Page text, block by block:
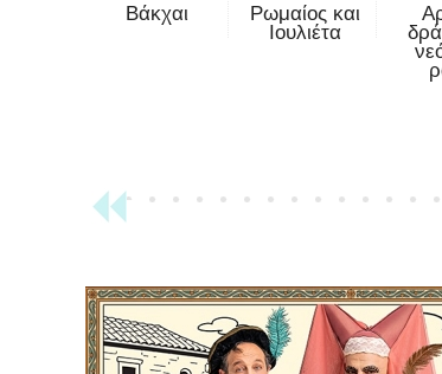
Βάκχαι
Ρωμαίος και
Ιουλιέτα